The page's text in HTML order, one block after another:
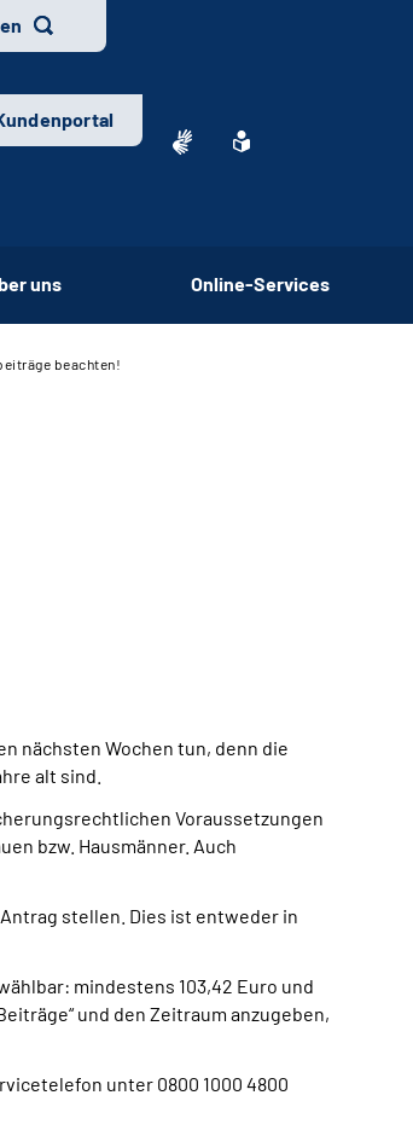
uns Online-Services
beachten!
nächsten Wochen tun, denn die
alt sind.
Voraussetzungen
bzw. Hausmänner. Auch
stellen. Dies ist entweder in
mindestens 103,42 Euro und
und den Zeitraum anzugeben,
unter 0800 1000 4800